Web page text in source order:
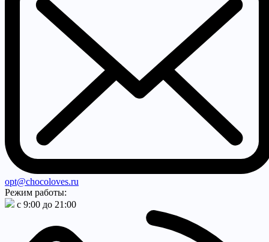
opt@chocoloves.ru
Режим работы:
с 9:00 до 21:00